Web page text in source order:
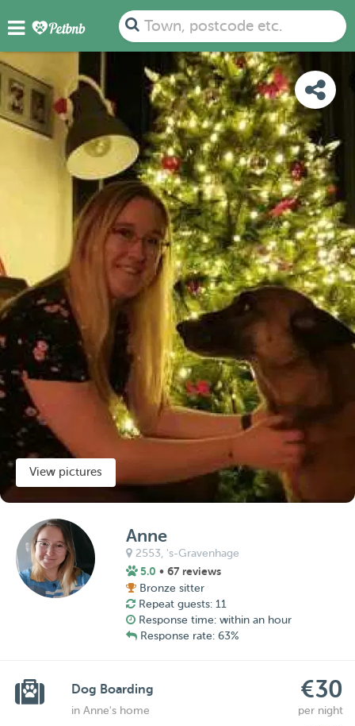
Town, postcode etc.
PHOTOS REVIEWS
View pictures
Anne
2553, 's-Gravenhage
5.0 • 67 reviews
Bronze sitter
Repeat guests: 11
Response time: within an hour
Response rate: 63%
Dog Boarding €30
in Anne's home per night